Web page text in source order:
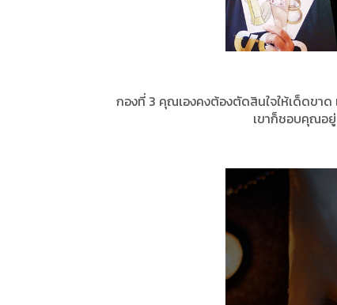
กองที่ 3 คุณเองคงต้องตัดสินใจให้เด็ดขาด
เขาก็ชอบคุณอ